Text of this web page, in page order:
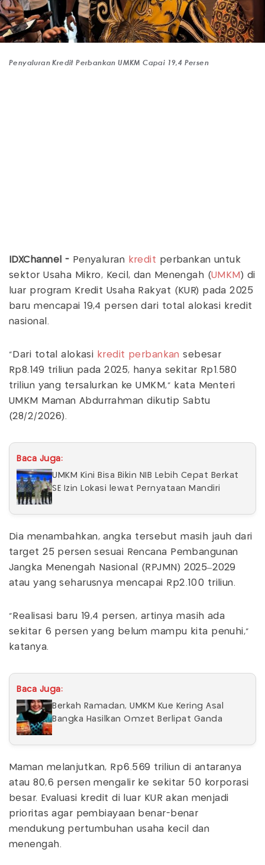
Penyaluran Kredit Perbankan UMKM Capai 19,4 Persen
IDXChannel - Penyaluran kredit perbankan untuk
sektor Usaha Mikro, Kecil, dan Menengah (UMKM ) di
luar program Kredit Usaha Rakyat (KUR) pada 2025
baru mencapai 19,4 persen dari total alokasi kredit
nasional.
"Dari total alokasi kredit perbankan sebesar
Rp8.149 triliun pada 2025, hanya sekitar Rp1.580
triliun yang tersalurkan ke UMKM," kata Menteri
UMKM Maman Abdurrahman dikutip Sabtu
(28/2/2026).
Baca Juga:
UMKM Kini Bisa Bikin NIB Lebih Cepat Berkat
SE Izin Lokasi lewat Pernyataan Mandiri
Dia menambahkan, angka tersebut masih jauh dari
target 25 persen sesuai Rencana Pembangunan
Jangka Menengah Nasional (RPJMN) 2025–2029
atau yang seharusnya mencapai Rp2.100 triliun.
"Realisasi baru 19,4 persen, artinya masih ada
sekitar 6 persen yang belum mampu kita penuhi,"
katanya.
Baca Juga:
Berkah Ramadan, UMKM Kue Kering Asal
Bangka Hasilkan Omzet Berlipat Ganda
Maman melanjutkan, Rp6.569 triliun di antaranya
atau 80,6 persen mengalir ke sekitar 50 korporasi
besar. Evaluasi kredit di luar KUR akan menjadi
prioritas agar pembiayaan benar-benar
mendukung pertumbuhan usaha kecil dan
menengah.